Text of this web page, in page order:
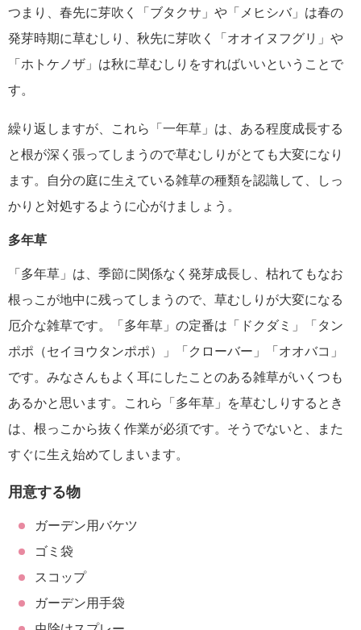
つまり、春先に芽吹く「ブタクサ」や「メヒシバ」は春の
発芽時期に草むしり、秋先に芽吹く「オオイヌフグリ」や
「ホトケノザ」は秋に草むしりをすればいいということで
す。
繰り返しますが、これら「一年草」は、ある程度成長する
と根が深く張ってしまうので草むしりがとても大変になり
ます。自分の庭に生えている雑草の種類を認識して、しっ
かりと対処するように心がけましょう。
多年草
「多年草」は、季節に関係なく発芽成長し、枯れてもなお
根っこが地中に残ってしまうので、草むしりが大変になる
厄介な雑草です。「多年草」の定番は「ドクダミ」「タン
ポポ（セイヨウタンポポ）」「クローバー」「オオバコ」
です。みなさんもよく耳にしたことのある雑草がいくつも
あるかと思います。これら「多年草」を草むしりするとき
は、根っこから抜く作業が必須です。そうでないと、また
すぐに生え始めてしまいます。
用意する物
ガーデン用バケツ
ゴミ袋
スコップ
ガーデン用手袋